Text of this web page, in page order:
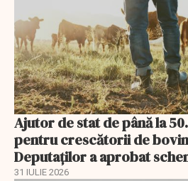
Ajutor de stat de până la
pentru crescătorii de
Deputaților a aprobat
31 IULIE 2026